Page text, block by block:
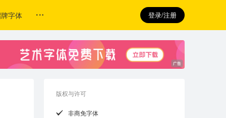
字体 登录/注册
版权与许可
非商免字体